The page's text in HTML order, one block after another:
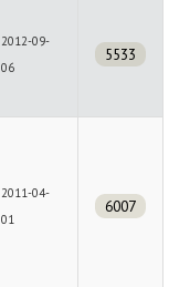
2012-09-
06
5533
2011-04-
01
6007